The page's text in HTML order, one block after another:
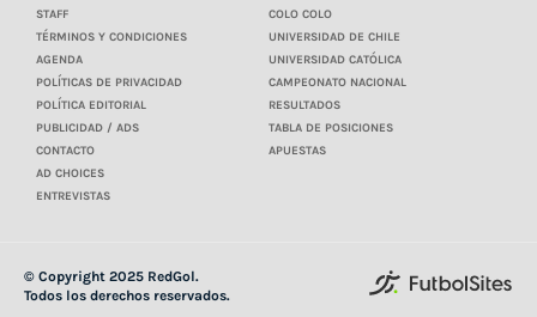
STAFF
TÉRMINOS Y CONDICIONES
AGENDA
POLÍTICAS DE PRIVACIDAD
POLÍTICA EDITORIAL
PUBLICIDAD / ADS
CONTACTO
AD CHOICES
ENTREVISTAS
COLO COLO
UNIVERSIDAD DE CHILE
UNIVERSIDAD CATÓLICA
CAMPEONATO NACIONAL
RESULTADOS
TABLA DE POSICIONES
APUESTAS
© Copyright 2025 RedGol.
Todos los derechos reservados.